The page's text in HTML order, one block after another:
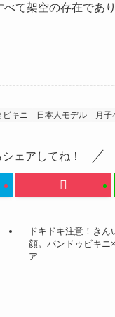
て架空の存在であ
ビキニ 日本人モデル 月子
ェアしてね！
ドキドキ注意！き
顔。バンドゥビキニ
ア